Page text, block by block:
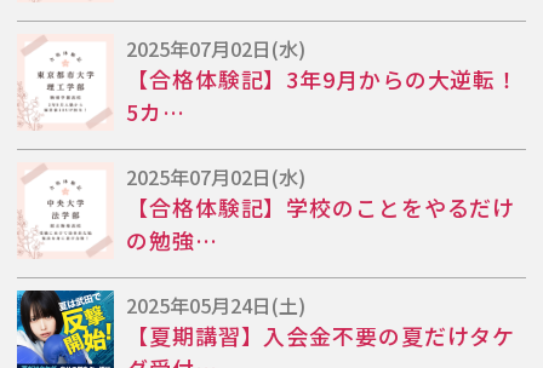
2025年07月02日(水)
【合格体験記】3年9月からの大逆転！
5カ…
2025年07月02日(水)
【合格体験記】学校のことをやるだけ
の勉強…
2025年05月24日(土)
【夏期講習】入会金不要の夏だけタケ